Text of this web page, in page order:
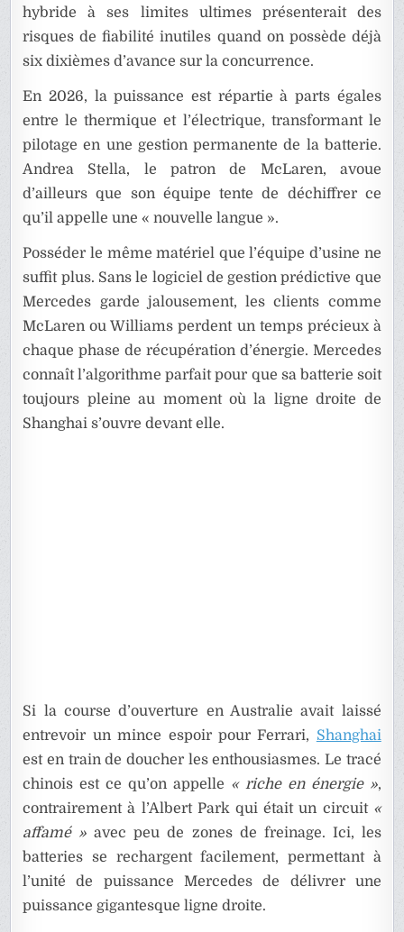
hybride à ses limites ultimes présenterait des
risques de fiabilité inutiles quand on possède déjà
six dixièmes d’avance sur la concurrence.
En 2026, la puissance est répartie à parts égales
entre le thermique et l’électrique, transformant le
pilotage en une gestion permanente de la batterie.
Andrea Stella, le patron de McLaren, avoue
d’ailleurs que son équipe tente de déchiffrer ce
qu’il appelle une « nouvelle langue ».
Posséder le même matériel que l’équipe d’usine ne
suffit plus. Sans le logiciel de gestion prédictive que
Mercedes garde jalousement, les clients comme
McLaren ou Williams perdent un temps précieux à
chaque phase de récupération d’énergie. Mercedes
connaît l’algorithme parfait pour que sa batterie soit
toujours pleine au moment où la ligne droite de
Shanghai s’ouvre devant elle.
Si la course d’ouverture en Australie avait laissé
entrevoir un mince espoir pour Ferrari, Shanghai
est en train de doucher les enthousiasmes. Le tracé
chinois est ce qu’on appelle « riche en énergie »,
contrairement à l’Albert Park qui était un circuit «
affamé » avec peu de zones de freinage. Ici, les
batteries se rechargent facilement, permettant à
l’unité de puissance Mercedes de délivrer une
puissance gigantesque ligne droite.